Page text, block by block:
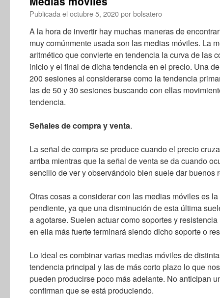
Publicada el octubre 5, 2020porbolsatero
A la hora de invertir hay muchas maneras de
muy comúnmente usada son las medias móviles. La
aritmético que convierte en tendencia la curva de las
inicio y el final de dicha tendencia en el precio. Una
200 sesiones al considerarse como la tendencia
las de 50 y 30 sesiones buscando con ellas
tendencia.
Señales de compra y venta.
La señal de compra se produce cuando el precio
arriba mientras que la señal de venta se da cuando
sencillo de ver y observándolo bien suele dar buenos
Otras cosas a considerar con las medias móviles es
pendiente, ya que una disminución de esta última
a agotarse. Suelen actuar como soportes y
en ella más fuerte terminará siendo dicho soporte o
Lo ideal es combinar varias medias móviles de
tendencia principal y las de más corto plazo lo que
pueden producirse poco más adelante. No anticipan
confirman que se está produciendo.